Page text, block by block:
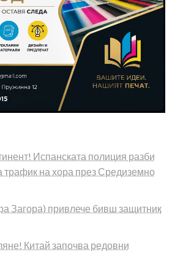
Испанската полиция разби
трафик на хора през Средиземно
Загора) привлече бивш защитник
Китай започва редовни